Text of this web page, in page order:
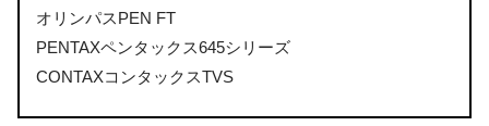
オリンパスPEN FT
PENTAXペンタックス645シリーズ
CONTAXコンタックスTVS